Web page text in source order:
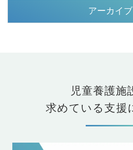
アーカイブ
児童養護施
求めている支援